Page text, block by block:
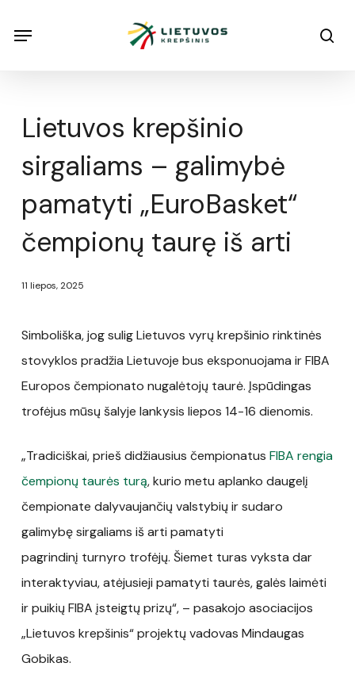
Menu
Lietuvos krepšinio
sirgaliams – galimybė
pamatyti „EuroBasket“
čempionų taurę iš arti
11 liepos, 2025
Simboliška, jog sulig Lietuvos vyrų krepšinio rinktinės
stovyklos pradžia Lietuvoje bus eksponuojama ir FIBA
Europos čempionato nugalėtojų taurė. Įspūdingas
trofėjus mūsų šalyje lankysis liepos 14-16 dienomis.
„Tradiciškai, prieš didžiausius čempionatus FIBA rengia
čempionų taurės turą, kurio metu aplanko daugelį
čempionate dalyvaujančių valstybių ir sudaro
galimybę sirgaliams iš arti pamatyti
pagrindinį turnyro trofėjų. Šiemet turas vyksta dar
interaktyviau, atėjusieji pamatyti taurės, galės laimėti
ir puikių FIBA įsteigtų prizų“, – pasakojo asociacijos
„Lietuvos krepšinis“ projektų vadovas Mindaugas
Gobikas.